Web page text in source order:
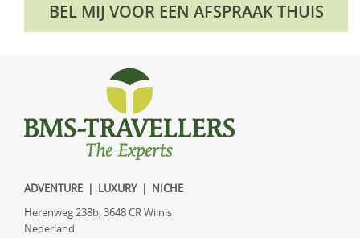
BEL MIJ VOOR EEN AFSPRAAK THUIS
ADVENTURE | LUXURY | NICHE
Herenweg 238b, 3648 CR Wilnis
Nederland